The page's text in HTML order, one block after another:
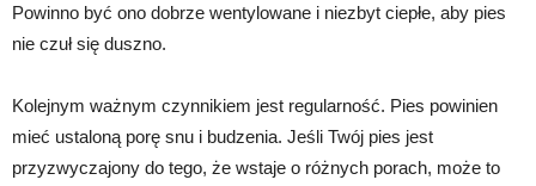
Powinno być ono dobrze wentylowane i niezbyt ciepłe, aby pies
nie czuł się duszno.
Kolejnym ważnym czynnikiem jest regularność. Pies powinien
mieć ustaloną porę snu i budzenia. Jeśli Twój pies jest
przyzwyczajony do tego, że wstaje o różnych porach, może to